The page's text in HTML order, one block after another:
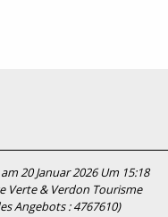
20 Januar 2026 Um 15:18
Verte & Verdon Tourisme
Angebots :4767610)